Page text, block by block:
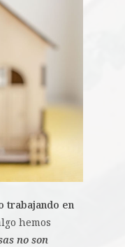
trabajando en
hemos
no son